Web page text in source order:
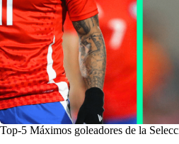
Top-5 Máximos goleadores de la